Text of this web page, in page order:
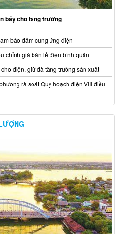
bẩy cho tăng trưởng
bảo đảm cung ứng điện
chỉnh giá bán lẻ điện bình quân
điện, giữ đà tăng trưởng sản xuất
rà soát Quy hoạch điện VIII điều